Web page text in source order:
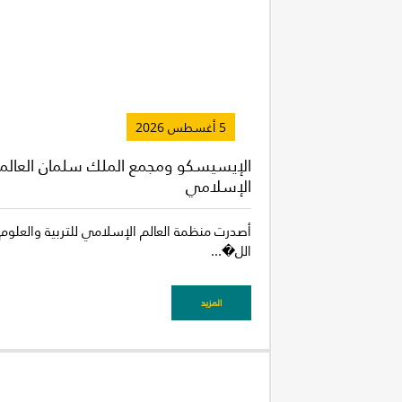
5 أغسطس 2026
الإيسيسكو ومجمع الملك سلمان
الإسلامي
أصدرت منظمة العالم الإسلامي للتربية
الل�...
المزيد